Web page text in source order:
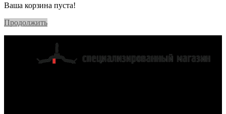
Ваша корзина пуста!
Продолжить